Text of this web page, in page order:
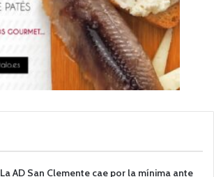
La AD San Clemente cae por la mínima ante